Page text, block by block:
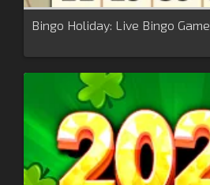
Bingo Holiday: Live Bingo Game